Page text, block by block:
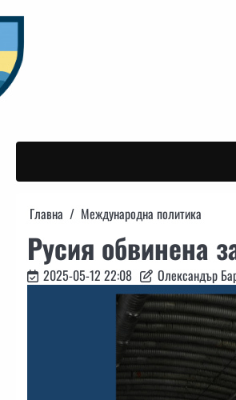
to
content
Главна Международна политика
Русия обвинена
2025-05-12 22:08 Олександър